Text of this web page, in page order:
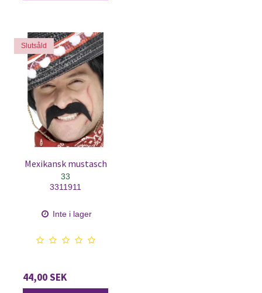
Slutsåld
Mexikansk mustasch
33
3311911
Inte i lager
44,00 SEK